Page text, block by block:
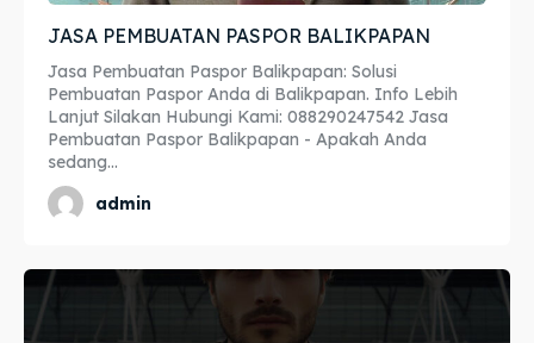
Asuransi
Blog
Asuransi
Blog
JASA PEMBUATAN PASPOR BALIKPAPAN
Jasa Pembuatan Paspor Balikpapan: Solusi
Pembuatan Paspor Anda di Balikpapan. Info Lebih
Lanjut Silakan Hubungi Kami: 088290247542 Jasa
Pembuatan Paspor Balikpapan - Apakah Anda
sedang...
admin